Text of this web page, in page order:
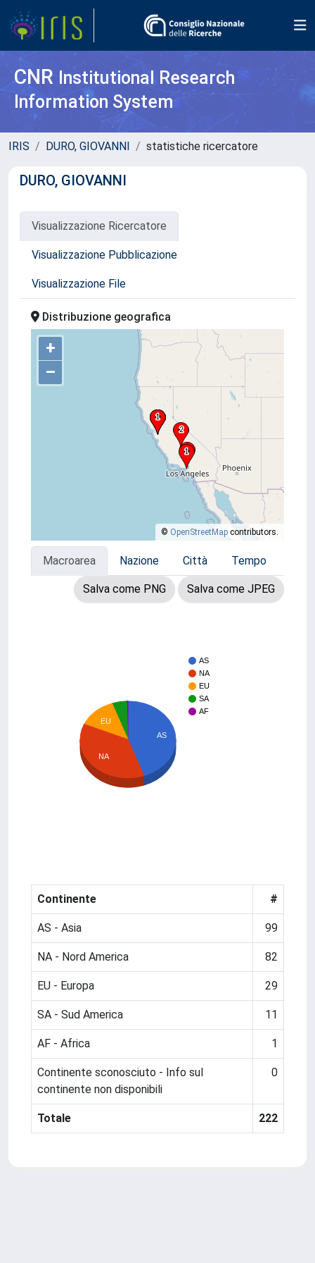
CNR Institutional Research
Information System
IRIS DURO, GIOVANNI statistiche ricercatore
DURO, GIOVANNI
Visualizzazione Ricercatore
Visualizzazione Pubblicazione
Visualizzazione File
Distribuzione geografica
+
–
© OpenStreetMap contributors.
Macroarea Nazione Città Tempo
Salva come PNG Salva come JPEG
AS
NA
EU
SA
AF
AS
EU
NA
Continente #
AS - Asia 99
NA - Nord America 82
EU - Europa 29
SA - Sud America 11
AF - Africa 1
Continente sconosciuto - Info sul
continente non disponibili
0
Totale 222